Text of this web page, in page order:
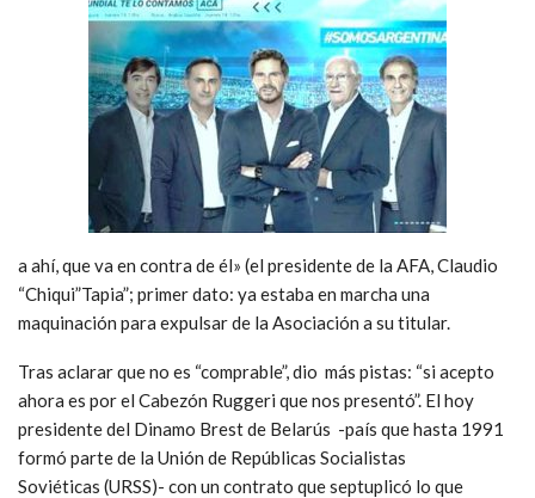
a ahí, que va en contra de él» (el presidente de la AFA, Claudio
“Chiqui”Tapia”; primer dato: ya estaba en marcha una
maquinación para expulsar de la Asociación a su titular.
Tras aclarar que no es “comprable”, dio más pistas: “si acepto
ahora es por el Cabezón Ruggeri que nos presentó”. El hoy
presidente del Dinamo Brest de Belarús -país que hasta 1991
formó parte de la Unión de Repúblicas Socialistas
Soviéticas (URSS)- con un contrato que septuplicó lo que